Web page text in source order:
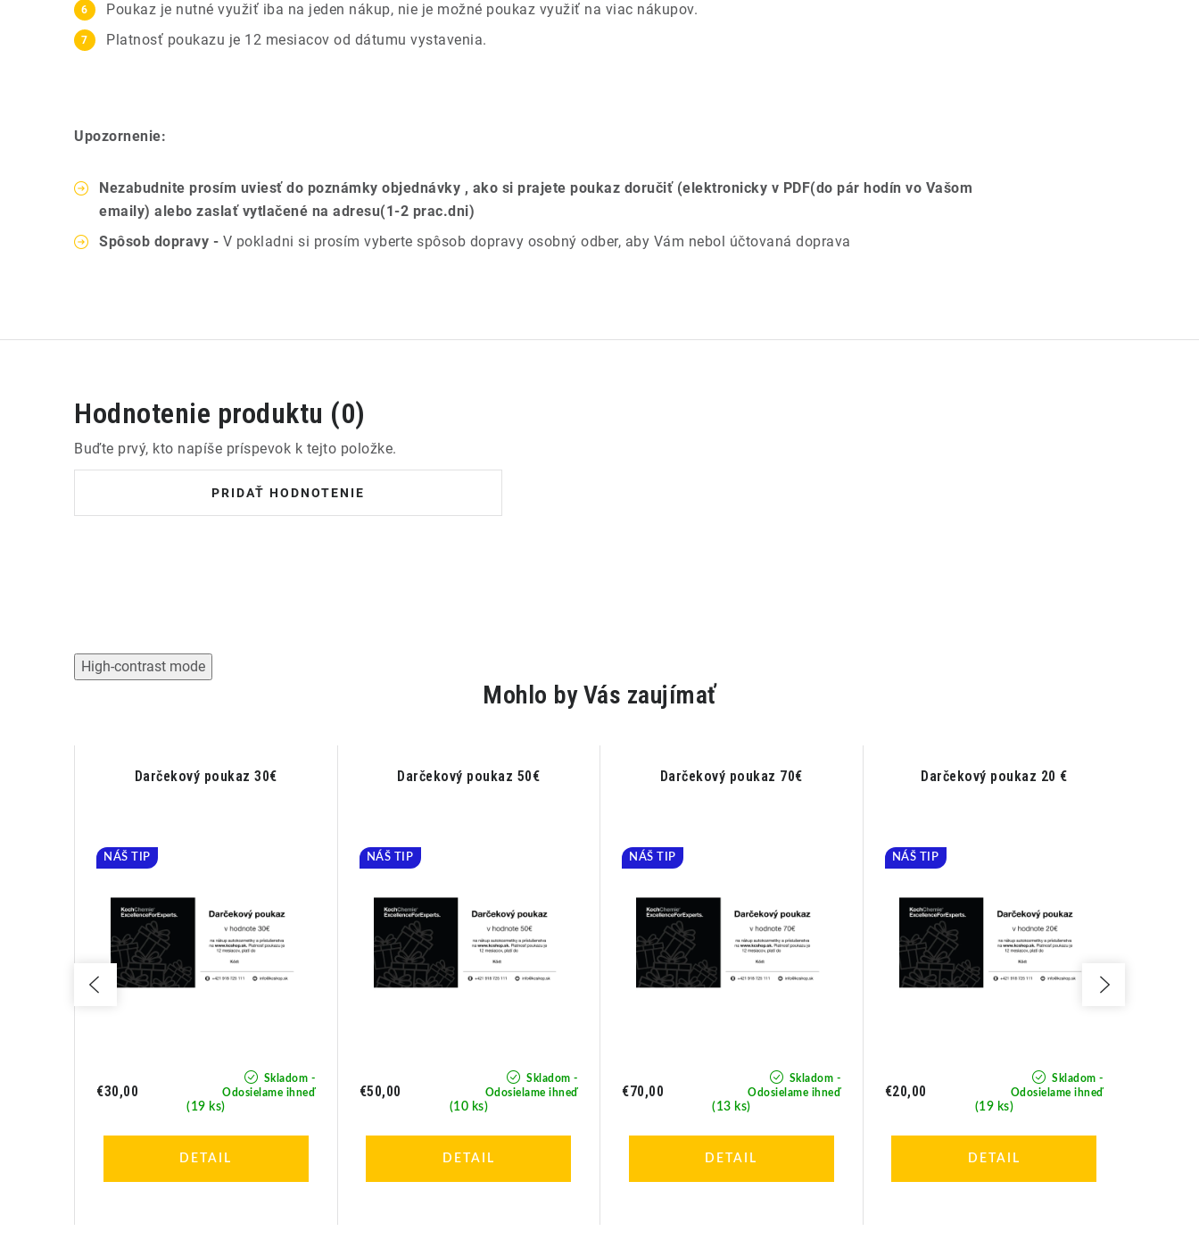
Poukaz je nutné využiť iba na jeden nákup, nie je možné poukaz využiť na viac nákupov.
Platnosť poukazu je 12 mesiacov od dátumu vystavenia.
Upozornenie:
Nezabudnite prosím uviesť do poznámky objednávky , ako si prajete poukaz doručiť (elektronicky v PDF(do pár hodín vo Vašom
emaily) alebo zaslať vytlačené na adresu(1-2 prac.dni)
Spôsob dopravy - V pokladni si prosím vyberte spôsob dopravy osobný odber, aby Vám nebol účtovaná doprava
Hodnotenie produktu (0)
Buďte prvý, kto napíše príspevok k tejto položke.
PRIDAŤ HODNOTENIE
High-contrast mode
Mohlo by Vás zaujímať
Darčekový poukaz 30€
NÁŠ TIP
Skladom -
Odosielame ihneď
(19 ks)
€30,00
DETAIL
Darčekový poukaz 50€
NÁŠ TIP
Skladom -
Odosielame ihneď
(10 ks)
€50,00
DETAIL
Darčekový poukaz 70€
NÁŠ TIP
Skladom -
Odosielame ihneď
(13 ks)
€70,00
DETAIL
Darčekový poukaz 20 €
NÁŠ TIP
Skladom -
Odosielame ihneď
(19 ks)
€20,00
DETAIL